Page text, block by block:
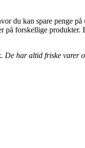
du kan spare penge
på forskellige
De har altid friske